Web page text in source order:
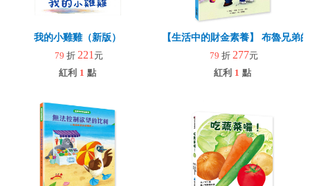
我的小雞雞（新版）
79 折 221 元
紅利 1 點
【生活中的財金素養】 布魯兄弟
79 折 277元
紅利 1 點